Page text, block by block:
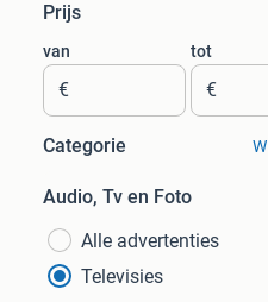
Prijs
van
€
tot
€
Categorie
Audio, Tv en Foto
Alle advertenties
Televisies